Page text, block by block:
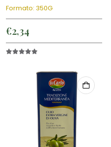
Formato: 350G
€2,34